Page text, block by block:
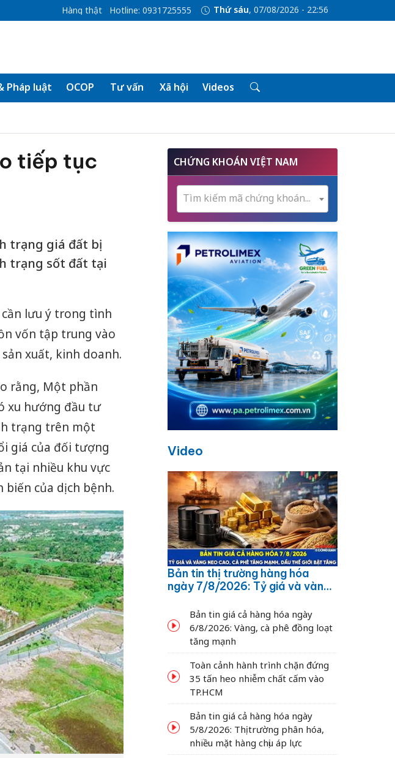
Hàng thật Hotline: 0931725555 Thứ sáu, 07/08/2026 - 22:56
Pháp luật OCOP Tư vấn Xã hội Videos
tiếp tục
trạng giá đất bị
trạng sốt đất tại
lưu ý trong tình
vốn tập trung vào
xuất, kinh doanh.
rằng, Một phần
xu hướng đầu tư
trạng trên một
giá của đối tượng
tại nhiều khu vực
của dịch bệnh.
CHỨNG KHOÁN VIỆT NAM
Tìm kiếm mã chứng khoán...
Video
Bản tin thị trường hàng hóa
ngày 7/8/2026: Tỷ giá và vàng
dầu thế giới bật tăng
Bản tin giá cả hàng hóa ngày
6/8/2026: Vàng, cà phê đồng loạt
tăng mạnh
Toàn cảnh hành trình chặn đứng
35 tấn heo nhiễm chất cấm vào
TP.HCM
Bản tin giá cả hàng hóa ngày
5/8/2026: Thị trường phân hóa,
nhiều mặt hàng chịu áp lực